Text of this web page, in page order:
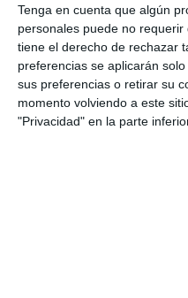
Tenga en cuenta que algún
personales puede no
tiene el derecho de rechazar
preferencias se aplicarán
sus preferencias o retirar su
momento volviendo a este
"Privacidad" en la parte
El
a
mal
ACTUALIDAD
Llega